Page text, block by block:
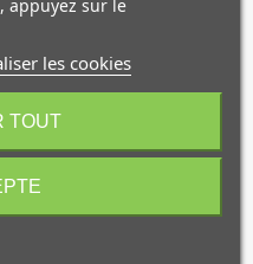
décalage se verrouille à
110 mm enregistre
et de rotation et
métadonnées de vos
II, GFX100S,
compatibles via une mise
appuyez sur le
les cookies
TOUT
sur votre
!